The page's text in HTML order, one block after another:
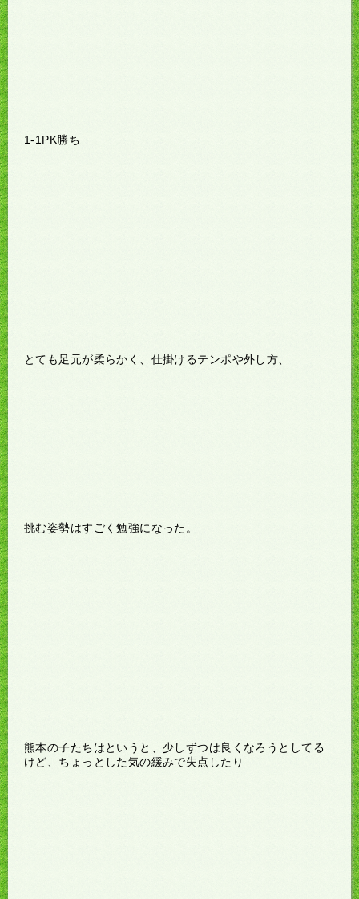
1-1PK勝ち
とても足元が柔らかく、仕掛けるテンポや外し方、
挑む姿勢はすごく勉強になった。
熊本の子たちはというと、少しずつは良くなろうとしてる
けど、ちょっとした気の緩みで失点したり